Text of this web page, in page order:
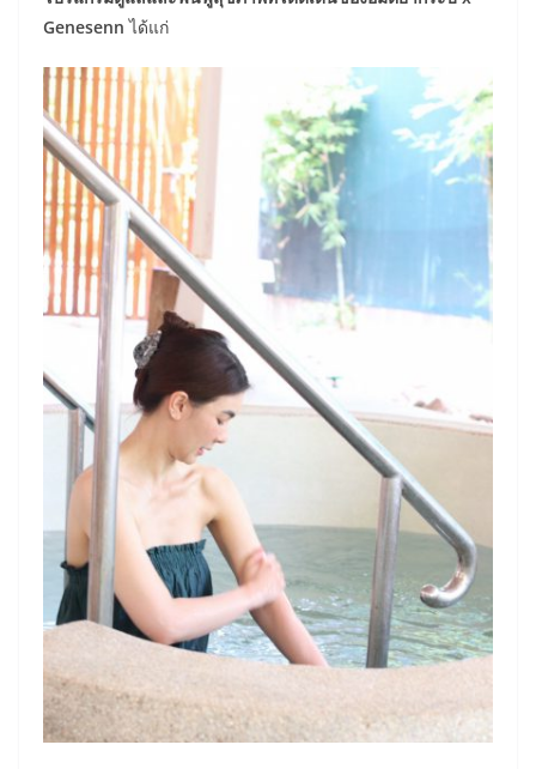
Genesenn ได้แก่